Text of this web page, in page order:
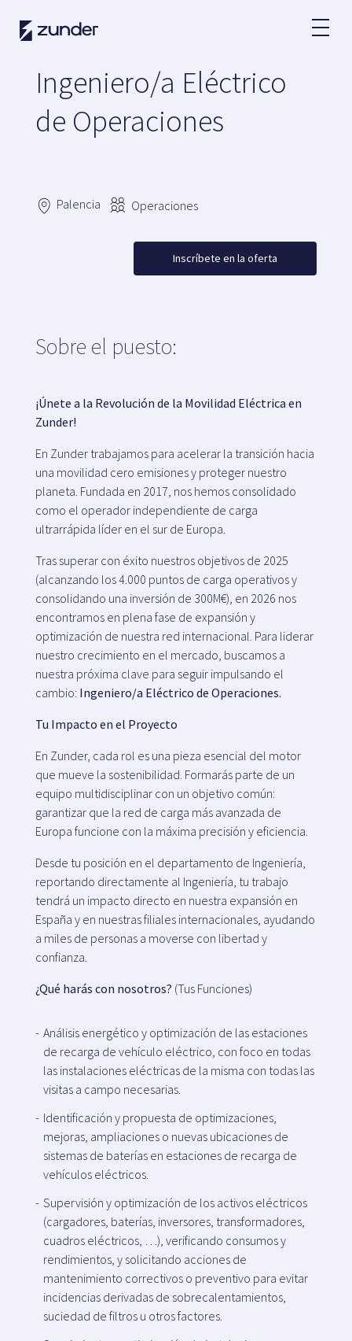
Ingeniero/a Eléctrico
de Operaciones
Palencia Operaciones
Inscríbete en la oferta
Sobre el puesto:
¡Únete a la Revolución de la Movilidad Eléctrica en
Zunder!
En Zunder trabajamos para acelerar la transición hacia
una movilidad cero emisiones y proteger nuestro
planeta. Fundada en 2017, nos hemos consolidado
como el operador independiente de carga
ultrarrápida líder en el sur de Europa.
Tras superar con éxito nuestros objetivos de 2025
(alcanzando los 4.000 puntos de carga operativos y
consolidando una inversión de 300M€), en 2026 nos
encontramos en plena fase de expansión y
optimización de nuestra red internacional. Para liderar
nuestro crecimiento en el mercado, buscamos a
nuestra próxima clave para seguir impulsando el
cambio: Ingeniero/a Eléctrico de Operaciones.
Tu Impacto en el Proyecto
En Zunder, cada rol es una pieza esencial del motor
que mueve la sostenibilidad. Formarás parte de un
equipo multidisciplinar con un objetivo común:
garantizar que la red de carga más avanzada de
Europa funcione con la máxima precisión y eficiencia.
Desde tu posición en el departamento de Ingeniería,
reportando directamente al Ingeniería, tu trabajo
tendrá un impacto directo en nuestra expansión en
España y en nuestras filiales internacionales, ayudando
a miles de personas a moverse con libertad y
confianza.
¿Qué harás con nosotros? (Tus Funciones)
Análisis energético y optimización de las estaciones
de recarga de vehículo eléctrico, con foco en todas
las instalaciones eléctricas de la misma con todas las
visitas a campo necesarias.
Identificación y propuesta de optimizaciones,
mejoras, ampliaciones o nuevas ubicaciones de
sistemas de baterías en estaciones de recarga de
vehículos eléctricos.
Supervisión y optimización de los activos eléctricos
(cargadores, baterías, inversores, transformadores,
cuadros eléctricos, …), verificando consumos y
rendimientos, y solicitando acciones de
mantenimiento correctivos o preventivo para evitar
incidencias derivadas de sobrecalentamientos,
suciedad de filtros u otros factores.